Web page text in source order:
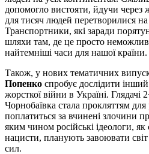
допомогло вистояти, йдучи через
для тисяч людей перетворилися
Транспортники, які заради
шляхи там, де це просто
найтемніші часи для нашої країни.
Також, у нових тематичних
Попенко спробує дослідити
жорсткої війни в Україні. Глядачі
Чорнобаївка стала прокляттям для
поплатиться за вчинені злочини
яким чином російські ідеологи, як
нацисти, планують завоювати
сил.